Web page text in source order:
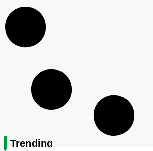
Trending